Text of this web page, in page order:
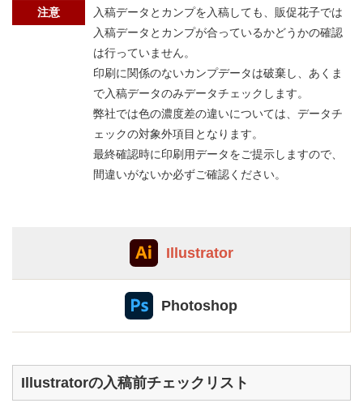
注意
入稿データとカンプを入稿しても、販促花子では
入稿データとカンプが合っているかどうかの確認
は行っていません。
印刷に関係のないカンプデータは破棄し、あくま
で入稿データのみデータチェックします。
弊社では色の濃度差の違いについては、データチ
ェックの対象外項目となります。
最終確認時に印刷用データをご提示しますので、
間違いがないか必ずご確認ください。
Illustrator
Photoshop
Illustratorの入稿前チェックリスト